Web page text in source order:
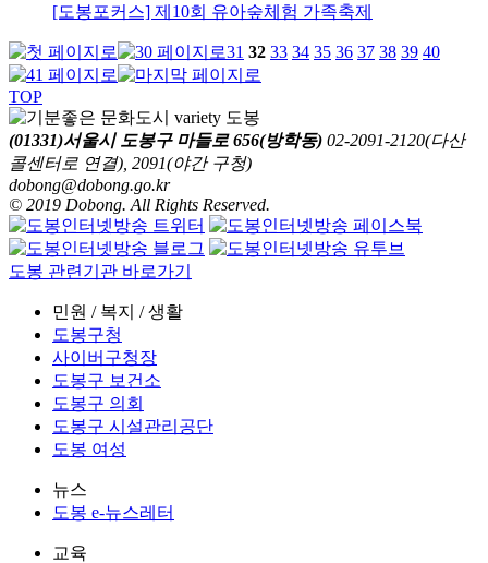
[도봉포커스] 제10회 유아숲체험 가족축제
31 32 33 34 35 36 37 38 39 40
TOP
(01331)서울시 도봉구 마들로 656(방학동) 02-2091-2120(다산
콜센터로 연결), 2091(야간 구청)
dobong@dobong.go.kr
© 2019 Dobong. All Rights Reserved.
도봉 관련기관 바로가기
민원 / 복지 / 생활
도봉구청
사이버구청장
도봉구 보건소
도봉구 의회
도봉구 시설관리공단
도봉 여성
뉴스
도봉 e-뉴스레터
교육